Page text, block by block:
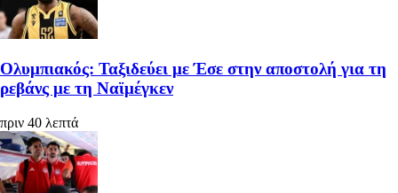
Ολυμπιακός: Ταξιδεύει με Έσε στην αποστολή για τη
ρεβάνς με τη Ναϊμέγκεν
πριν 40 λεπτά